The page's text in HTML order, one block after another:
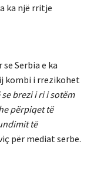
ka një rritje
Serbia e ka
kombi i rrezikohet
brezi i ri i sotëm
përpiqet të
të
për mediat serbe.